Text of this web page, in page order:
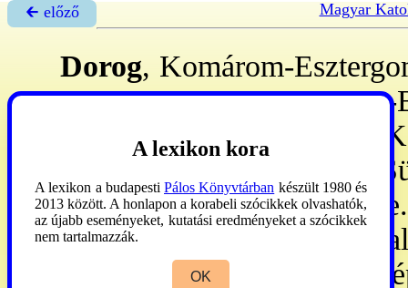
🡰 előző Magyar
Dorog, Komárom-
1993. V. 31: az
Dorog-
Nyergesújfalu, Piliscsév,
1249:Durug. Tp-át 1332
1540 u. elfoglalták. 1701:
1775: az esztergomi
A lexikon kora
A lexikon a budapesti Pálos Könyvtárban készült 1980 és
2013 között. A honlapon a korabeli szócikkek olvashatók,
az újabb eseményeket, kutatási eredményeket a szócikkek
nem tartalmazzák.
OK